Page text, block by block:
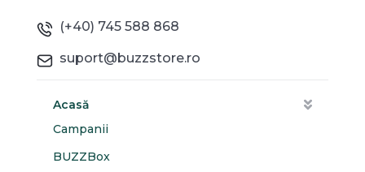
(+40) 745 588 868
suport@buzzstore.ro
Acasă
Campanii
BUZZBox